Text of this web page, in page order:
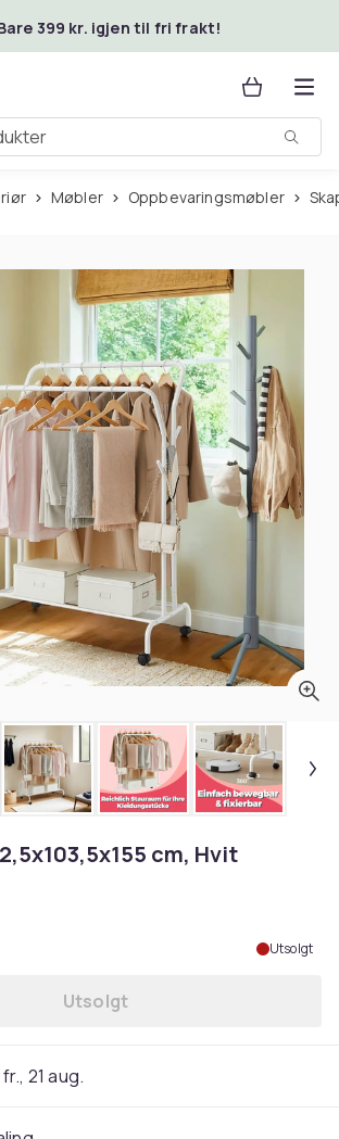
399 kr. igjen til fri frakt!
Møbler Oppbevaringsmøbler
cm, Hvit
Utsolgt
Utsolgt
21 aug.